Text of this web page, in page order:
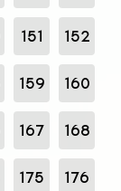
151 152
159 160
167 168
175 176